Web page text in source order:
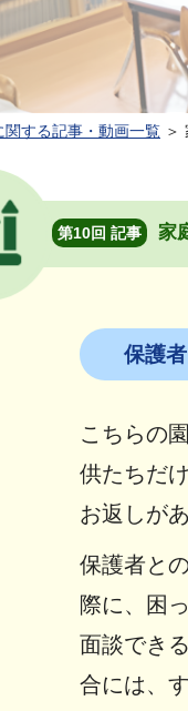
関する記事・動画一覧 ＞
第10回 記事 家
保護
こちらの
供たちだ
お返しが
保護者と
際に、困
面談でき
合には、